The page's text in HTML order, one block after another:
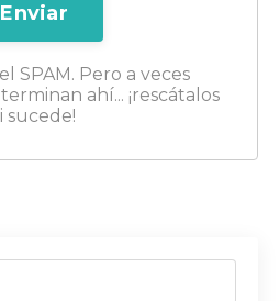
Enviar
SPAM. Pero a veces
ahí... ¡rescátalos
sucede!